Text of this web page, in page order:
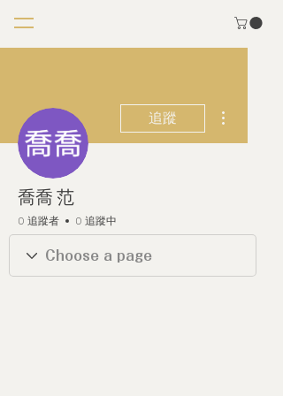
追蹤
喬喬 范
0 追蹤者 0 追蹤中